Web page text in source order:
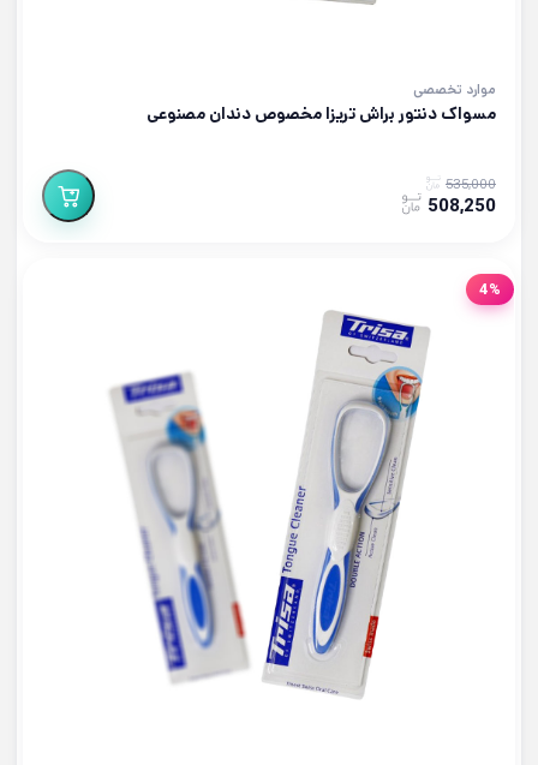
موارد تخصصی
مسواک دنتور براش تریزا مخصوص دندان مصنوعی
535,000
508,250
4%